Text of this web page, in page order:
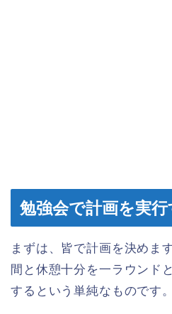
勉強会で計画を実行
まずは、皆で計画を決めま
間と休憩十分を一ラウンド
するという単純なものです。